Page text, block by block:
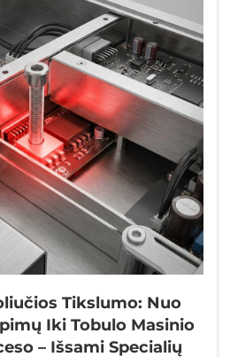
Tikslumo: Nuo
Iki Tobulo Masinio
– Išsami Specialių